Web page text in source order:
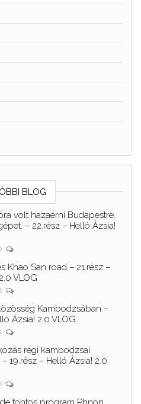
BLOG
volt hazaérni Budapestre.
– 22.rész – Helló Ázsia!
Khao San road – 21.rész –
VLOG
Kambodzsában –
Ázsia! 2.0 VLOG
régi kambodzsai
19.rész – Helló Ázsia! 2.0